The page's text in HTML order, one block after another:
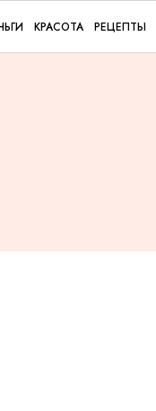
КРАСОТА РЕЦЕПТЫ